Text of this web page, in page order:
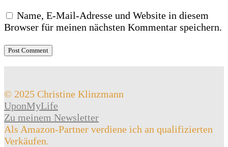
Name, E-Mail-Adresse und Website in diesem
Browser für meinen nächsten Kommentar speichern.
© 2025 Christine Klinzmann
UponMyLife
Zu meinem Newsletter
Als Amazon-Partner verdiene ich an qualifizierten
Verkäufen.